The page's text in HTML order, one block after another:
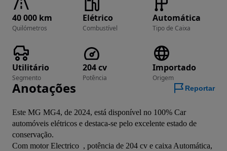
40 000 km
Quilómetros
Elétrico
Combustível
Automática
Tipo de Caixa
Utilitário
Segmento
204 cv
Potência
Importado
Origem
Anotações Reportar
Este MG MG4, de 2024, está disponível no 100% Car
automóveis elétricos e destaca-se pelo excelente estado de
conservação.
Com motor Electrico  , potência de 204 cv e caixa Automática,